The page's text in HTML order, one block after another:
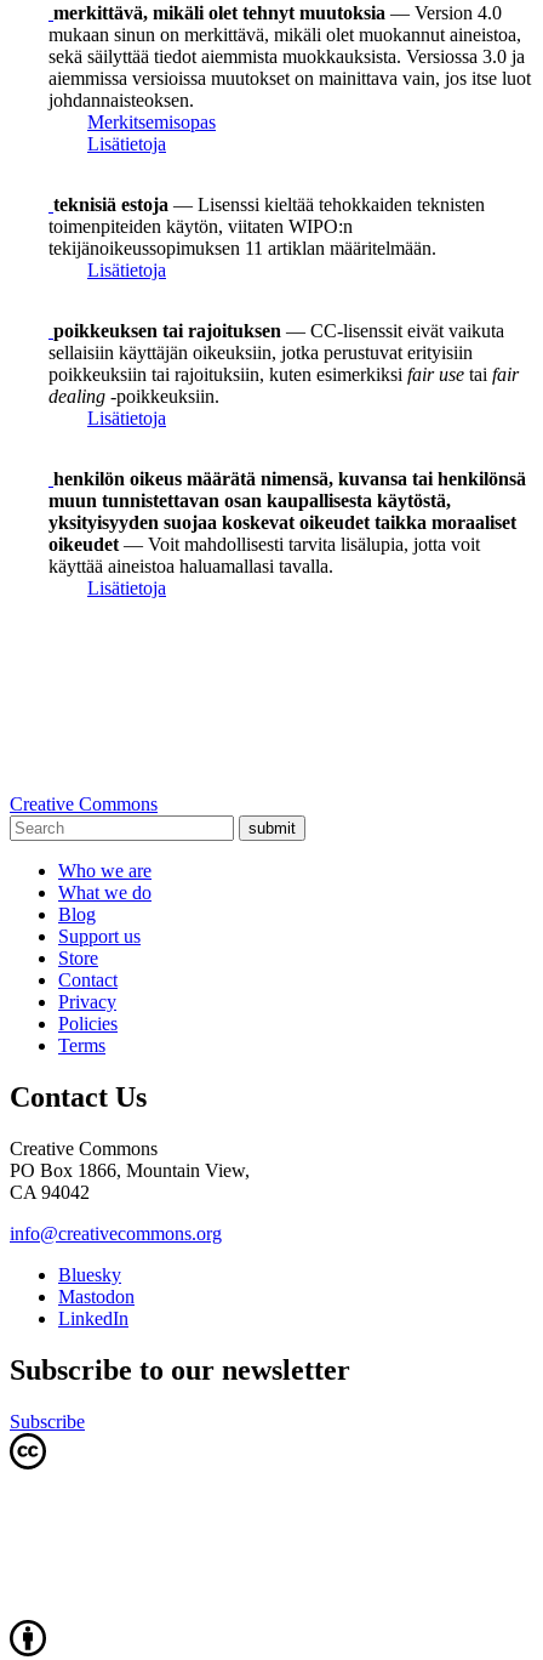
merkittävä, mikäli olet tehnyt muutoksia — Version 4.0
mukaan sinun on merkittävä, mikäli olet muokannut aineistoa,
sekä säilyttää tiedot aiemmista muokkauksista. Versiossa 3.0 ja
aiemmissa versioissa muutokset on mainittava vain, jos itse luot
johdannaisteoksen.
Merkitsemisopas
Lisätietoja
teknisiä estoja — Lisenssi kieltää tehokkaiden teknisten
toimenpiteiden käytön, viitaten WIPO:n
tekijänoikeussopimuksen 11 artiklan määritelmään.
Lisätietoja
poikkeuksen tai rajoituksen — CC-lisenssit eivät vaikuta
sellaisiin käyttäjän oikeuksiin, jotka perustuvat erityisiin
poikkeuksiin tai rajoituksiin, kuten esimerkiksi fair use tai fair
dealing -poikkeuksiin.
Lisätietoja
henkilön oikeus määrätä nimensä, kuvansa tai henkilönsä
muun tunnistettavan osan kaupallisesta käytöstä,
yksityisyyden suojaa koskevat oikeudet taikka moraaliset
oikeudet — Voit mahdollisesti tarvita lisälupia, jotta voit
käyttää aineistoa haluamallasi tavalla.
Lisätietoja
Creative Commons
submit
Who we are
What we do
Blog
Support us
Store
Contact
Privacy
Policies
Terms
Contact Us
Creative Commons
PO Box 1866, Mountain View,
CA 94042
info@creativecommons.org
Bluesky
Mastodon
LinkedIn
Subscribe to our newsletter
Subscribe